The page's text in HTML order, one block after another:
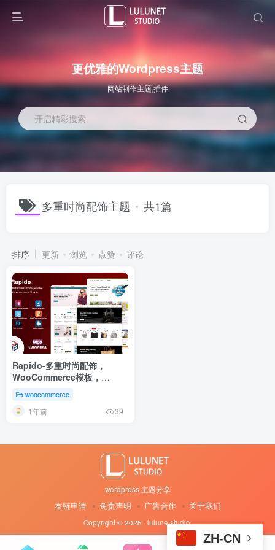
更优雅的Wordpress主题
网站制作主题,插件
开启精彩搜索
多重时尚配饰主题 共1篇
排序 更新 浏览 点赞 评论
Rapido-多重时尚配饰，
WooCommerce模板，
WooCommerce主题
woocommerce
1年前 39
wordpress 主题分享
友链申请 免责声明 广告合作 关于我们
Copyright © 2025 · lulune studio·
ZH-CN